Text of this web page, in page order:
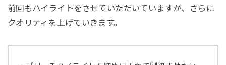
前回もハイライトをさせていただいていますが、さらに
クオリティを上げていきます。